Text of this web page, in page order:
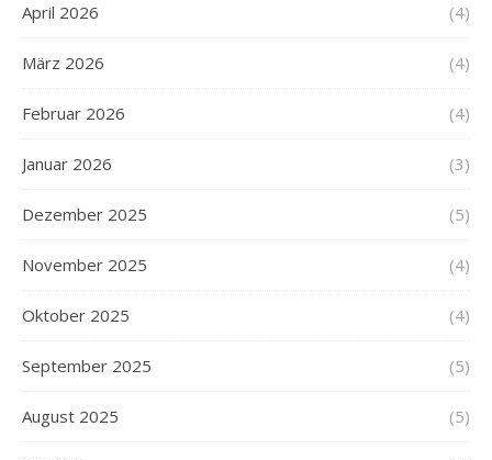
April 2026 (4)
März 2026 (4)
Februar 2026 (4)
Januar 2026 (3)
Dezember 2025 (5)
November 2025 (4)
Oktober 2025 (4)
September 2025 (5)
August 2025 (5)